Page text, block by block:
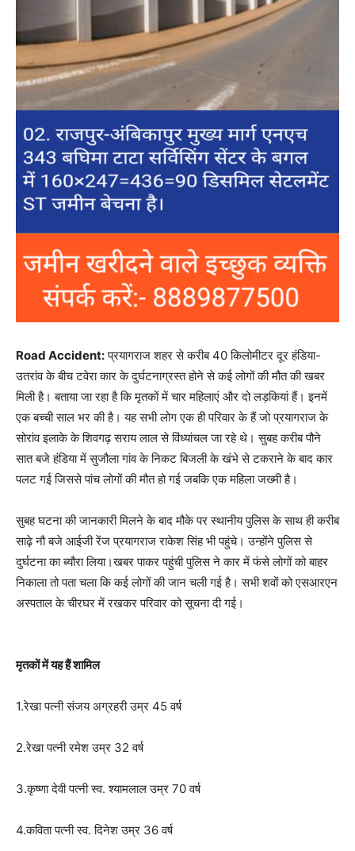
Road Accident:प्रयागराज शहर से करीब 40 किलोमीटर दूर हंडिया-
उतरांव के बीच टवेरा कार के दुर्घटनाग्रस्त होने से कई लोगों की मौत की खबर
मिली है। बताया जा रहा है कि मृतकों में चार महिलाएं और दो लड़कियां हैं। इनमें
एक बच्ची साल भर की है। यह सभी लोग एक ही परिवार के हैं जो प्रयागराज के
सोरांव इलाके के शिवगढ़ सराय लाल से विंध्यांचल जा रहे थे। सुबह करीब पौने
सात बजे हंडिया में सुजौला गांव के निकट बिजली के खंभे से टकराने के बाद कार
पलट गई जिससे पांच लोगों की मौत हो गई जबकि एक महिला जख्मी है।
सुबह घटना की जानकारी मिलने के बाद मौके पर स्थानीय पुलिस के साथ ही करीब
साढ़े नौ बजे आईजी रेंज प्रयागराज राकेश सिंह भी पहुंचे। उन्होंने पुलिस से
दुर्घटना का ब्यौरा लिया।खबर पाकर पहुंची पुलिस ने कार में फंसे लोगों को बाहर
निकाला तो पता चला कि कई लोगों की जान चली गई है। सभी शवों को एसआरएन
अस्पताल के चीरघर में रखकर परिवार को सूचना दी गई।
मृतकों में यह हैं शामिल
1.रेखा पत्नी संजय अग्रहरी उम्र 45 वर्ष
2.रेखा पत्नी रमेश उम्र 32 वर्ष
3.कृष्णा देवी पत्नी स्व. श्यामलाल उम्र 70 वर्ष
4.कविता पत्नी स्व. दिनेश उम्र 36 वर्ष